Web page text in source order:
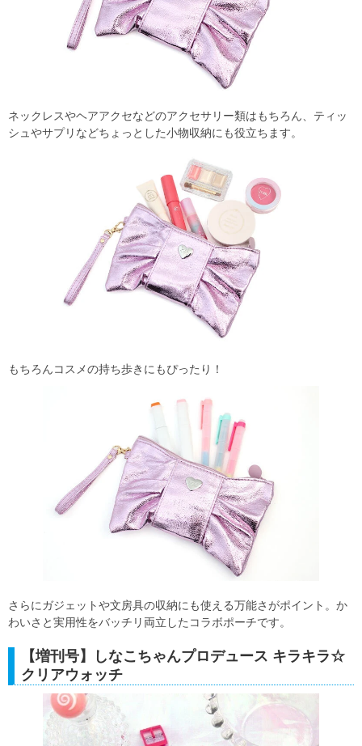
ネックレスやヘアアクセなどのアクセサリー類はもちろん、ティッ
シュやサプリなどちょっとした小物収納にも役立ちます。
もちろんコスメの持ち歩きにもぴったり！
さらにガジェットや文房具の収納にも使える万能さがポイント。か
わいさと実用性をバッチリ両立したコラボポーチです。
【増刊号】しなこちゃんプロデュース キラキラ☆
クリアウォッチ